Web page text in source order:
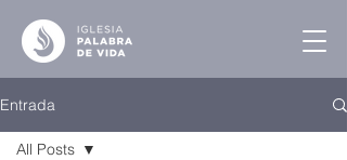
Entrada
All Posts